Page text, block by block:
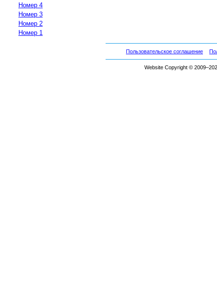
Номер 4
Номер 3
Номер 2
Номер 1
Пользовательское соглашение
Website Copyright ©